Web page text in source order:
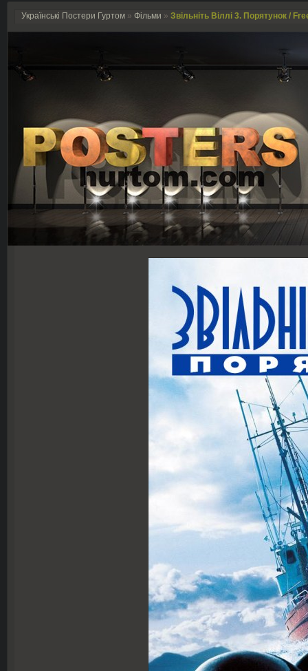
Українські Постери Гуртом » Фільми » Звільніть Віллі 3. Порятунок /